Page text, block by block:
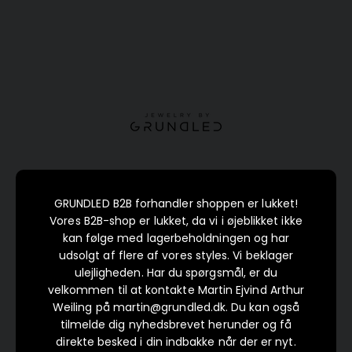
Jewelry by Grundled B2B
GRUNDLED B2B forhandler shoppen er lukket!
Vores B2B-shop er lukket, da vi i øjeblikket ikke
kan følge med lagerbeholdningen og har
udsolgt af flere af vores styles. Vi beklager
ulejligheden. Har du spørgsmål, er du
velkommen til at kontakte Martin Ejvind Arthur
Weiling på martin@grundled.dk. Du kan også
tilmelde dig nyhedsbrevet herunder og få
direkte besked i din indbakke når der er nyt.